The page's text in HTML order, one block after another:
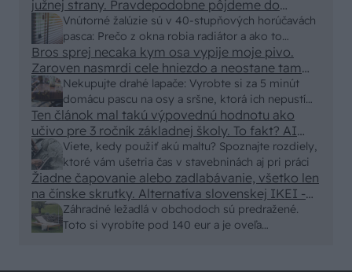
Vnútorné žalúzie sú v 40-stupňových horúčavách
pasca: Prečo z okna robia radiátor a ako to
vyriešiť za pár eur?
južnej strany. Pravdepodobne pôjdeme do
vonkajšieho tienenia na spôsob markízy
250x150cm. Čínsky predajcovia idú okolo 100
eur kus.
Nekupujte drahé lapače: Vyrobte si za 5 minút
domácu pascu na osy a sršne, ktorá ich nepustí
von
Bros sprej necaka kym osa vypije moje pivo.
Zaroven nasmrdi cele hniezdo a neostane tam
nic zive. Vasa pasca naucinke moc efektivne.
Skor pritiahne slimaky
Viete, kedy použiť akú maltu? Spoznajte rozdiely,
ktoré vám ušetria čas v stavebninách aj pri práci
Ten článok mal takú výpovednú hodnotu ako
učivo pre 3 ročník základnej školy. To fakt? AI
alebo nejaka kniha z VŠ? Dnešné rychlotvrdnuce
malty - pevnosť 40 Mpa a doba schnutia tak 15
minut , k tomu vodotesné s kryštálikou. A rozdiel
- schnutie a zretie. Nič?
Záhradné ležadlá v obchodoch sú predražené.
Toto si vyrobíte pod 140 eur a je oveľa
Žiadne čapovanie alebo zadlabávanie, všetko len
na čínske skrutky. Alternatíva slovenskej IKEI -
čo sa týka pevnosti. Autor si nedal veľa námahy s
remeselným spracovaním, škoda. No lepšie než